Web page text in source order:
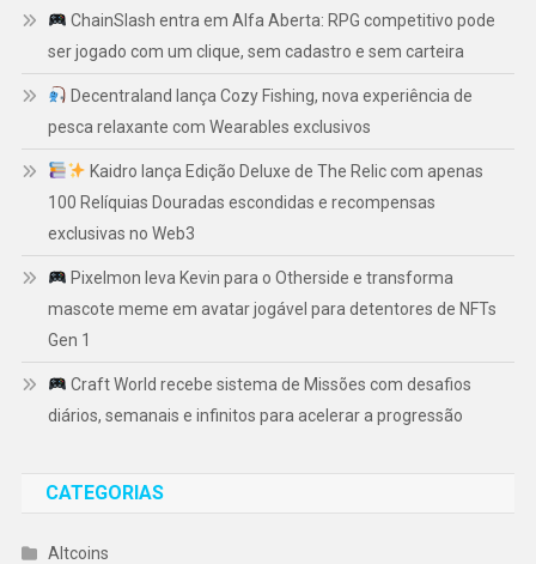
ChainSlash entra em Alfa Aberta: RPG competitivo pode
ser jogado com um clique, sem cadastro e sem carteira
Decentraland lança Cozy Fishing, nova experiência de
pesca relaxante com Wearables exclusivos
Kaidro lança Edição Deluxe de The Relic com apenas
100 Relíquias Douradas escondidas e recompensas
exclusivas no Web3
Pixelmon leva Kevin para o Otherside e transforma
mascote meme em avatar jogável para detentores de NFTs
Gen 1
Craft World recebe sistema de Missões com desafios
diários, semanais e infinitos para acelerar a progressão
CATEGORIAS
Altcoins